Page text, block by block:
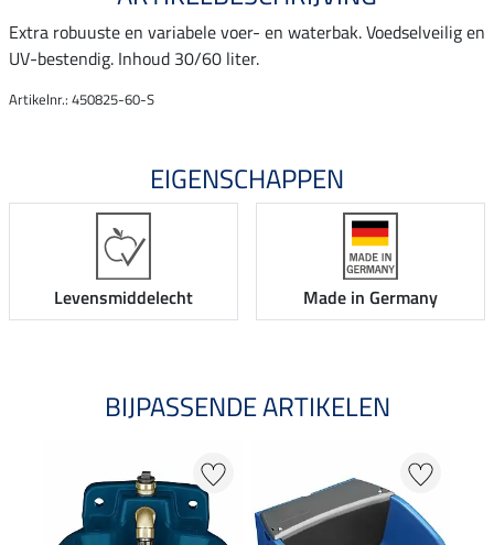
Extra robuuste en variabele voer- en waterbak. Voedselveilig en
UV-bestendig. Inhoud 30/60 liter.
Artikelnr.: 450825-60-S
EIGENSCHAPPEN
Levensmiddelecht Made in Germany
BIJPASSENDE ARTIKELEN